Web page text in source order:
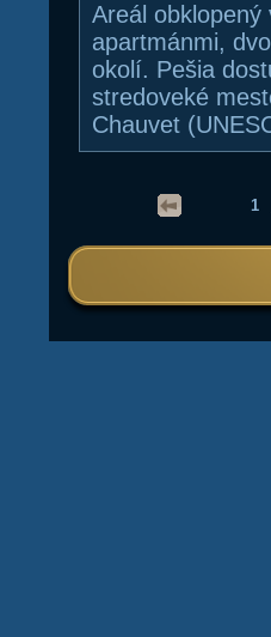
Areál
apartmánmi,
okolí. Pešia
stredoveké
Chauvet
1